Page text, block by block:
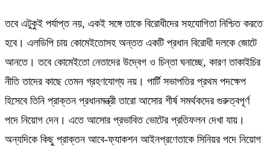
তবে এটুকুই পর্যাপ্ত নয়, একই সঙ্গে তাকে বিরোধীদের সহযোগিতা নিশ্চিত করতে
হবে। এলডিপি চায় কোমেইতোসহ অন্তত একটি প্রধান বিরোধী দলকে জোটে
আনতে। তবে কোমেইতো নেতাদের উদ্বেগ ও চিন্তা ঘনাচ্ছে, কারণ তাকাইচির
নীতি তাদের কাছে তেমন গ্রহণযোগ্য নয়। পার্টি সভাপতির প্রথম পদক্ষেপ
হিসেবে তিনি প্রাক্তন প্রধানমন্ত্রী তারো আসোর শীর্ষ সমর্থকদের গুরুত্বপূর্ণ
পদে নিয়োগ দেন। এতে আসোর প্রভাবিত ভোটের প্রতিফলন দেখা যায়।
অন্যদিকে কিছু প্রাক্তন আবে-ফ্যাকশন আইনপ্রণেতাকে সিনিয়র পদে নিয়োগ